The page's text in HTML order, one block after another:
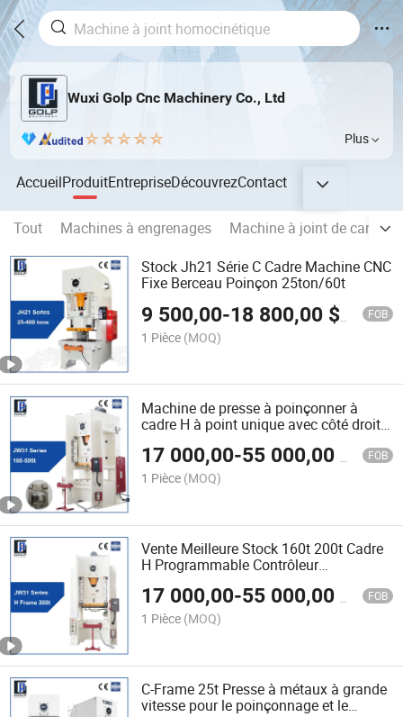
Wuxi Golp Cnc Machinery Co., Ltd
Plus
AccueilProduitEntrepriseDécouvrezContact
Tout Machines à engrenages
Machine à joint de cardan
Stock Jh21 Série C Cadre Machine CNC
Fixe Berceau Poinçon 25ton/60t
9 500,00-18 800,00 $US FOB
1 Pièce (MOQ)
Machine de presse à poinçonner à
cadre H à point unique avec côté droit
160ton/200t/250t/400t
17 000,00-55 000,00 FOB
1 Pièce (MOQ)
Vente Meilleure Stock 160t 200t Cadre
H Programmable Contrôleur
Presse à Poinçon pour Outil de
Machinerie
17 000,00-55 000,00 FOB
1 Pièce (MOQ)
C-Frame 25t Presse à métaux à grande
vitesse pour le poinçonnage et le